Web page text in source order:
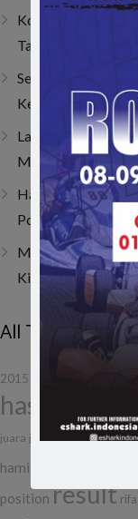
Kombinasi Senior
Taklukkan Musim
Sempat Tembus
Kehilangan
Last Corner
Merah Putih di Italia
Hanya Butuh 4
Posisi 19 dan
Muhammad FA
Kini Bertahan di 10
All Tags
2015
hasil
juara juara nasional
hamilton
position result